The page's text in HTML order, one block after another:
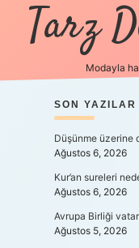
Tarz
Modayla
SON YAZILAR
Düşünme üzerine
Ağustos 6, 2026
Kur’an sureleri
Ağustos 6, 2026
Avrupa Birliği
Ağustos 5, 2026